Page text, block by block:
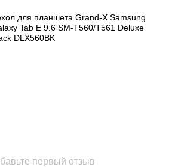
для планшета Grand-X Samsung
Tab E 9.6 SM-T560/T561 Deluxe
DLX560BK
первый отзыв